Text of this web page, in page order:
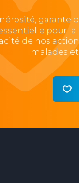
garante
pour
de nos
malades